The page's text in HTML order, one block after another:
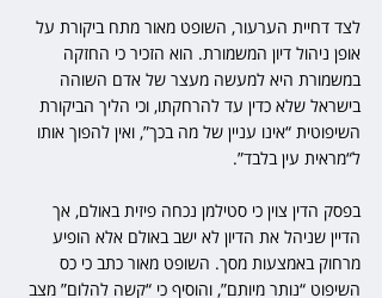
לצד דחיית הערעור, השופט מאור מתח ביקורת על
אופן ניהול דיון המשמורת. הוא הזכיר כי החזקה
במשמורת היא למעשה מעצר של אדם השוהה
בישראל שלא כדין עד להרחקתו, וכי הליך הביקורת
השיפוטית “אינו עניין של מה בכך”, ואין להפוך אותו
ל“מראית עין בלבד”.
בפסק הדין צוין כי סטילמן נכחה פיזית באולם, אך
הדיין שניהל את הדיון לא ישב באולם אלא הופיע
מרחוק באמצעות מסך. השופט מאור כתב כי כס
השיפוט “נותר מיותם”, והוסיף כי “קשה להלום” מצב